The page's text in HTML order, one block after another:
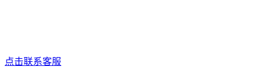
点击联系客服